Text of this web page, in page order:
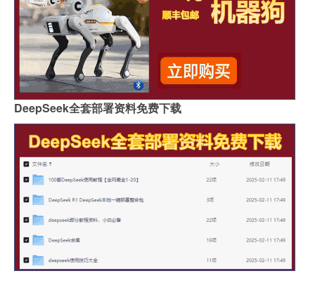
DeepSeek全套部署资料免费下载